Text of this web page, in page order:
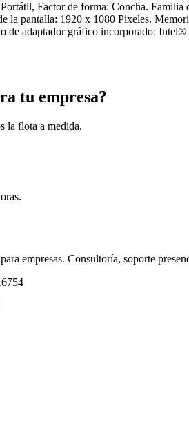
Factor de forma: Concha.
pantalla: 1920 x 1080 Pixeles.
de adaptador gráfico incorporado:
tu empresa?
la flota a medida.
empresas. Consultoría, soporte